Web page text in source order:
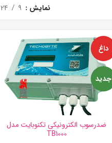
نمایش 9
24
داغ
جدید
ضدرسوب الکترونیکی تکنوبایت مدل
TB1000